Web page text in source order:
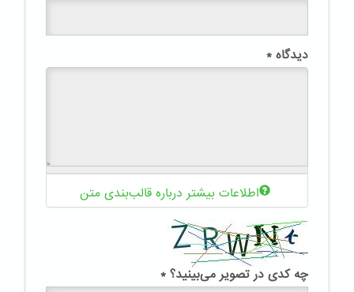
دیدگاه *
اطلاعات بیشتر درباره قالب‌بندی متن
چه کدی در تصویر می‌بینید؟ *